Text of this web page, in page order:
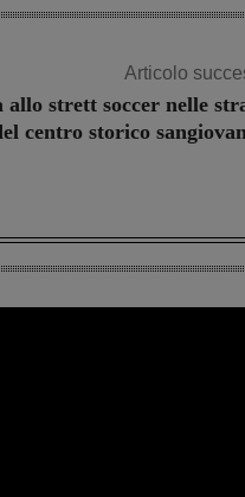
Articolo
allo strett soccer nelle
centro storico